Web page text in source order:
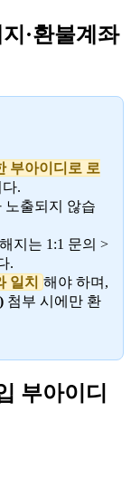
·환불계좌
부아이디로 로
.
노출되지 않습
해지는 1:1 문의 >
.
일치 해야 하며,
첨부 시에만 환
부아이디